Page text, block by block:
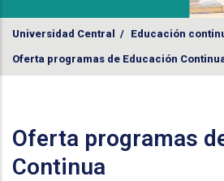
Universidad Central / Educación
Oferta programas de Educación
Oferta programas
Continua